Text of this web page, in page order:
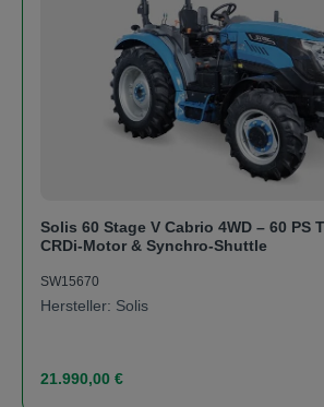
Solis 60 Stage V Cabrio 4WD – 60 PS
CRDi-Motor & Synchro-Shuttle
SW15670
Hersteller: Solis
Regulärer Preis:
21.990,00 €